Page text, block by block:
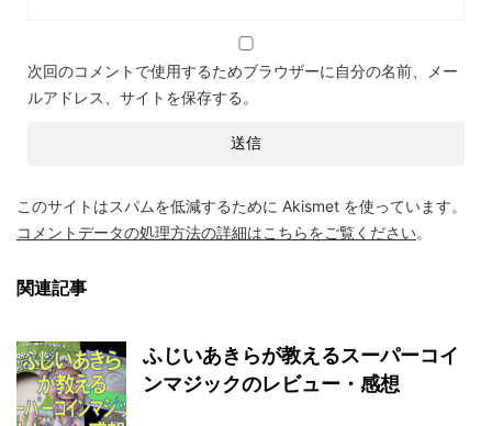
次回のコメントで使用するためブラウザーに自分の名前、メー
ルアドレス、サイトを保存する。
このサイトはスパムを低減するために Akismet を使っています。
コメントデータの処理方法の詳細はこちらをご覧ください。
関連記事
ふじいあきらが教えるスーパーコイ
ンマジックのレビュー・感想